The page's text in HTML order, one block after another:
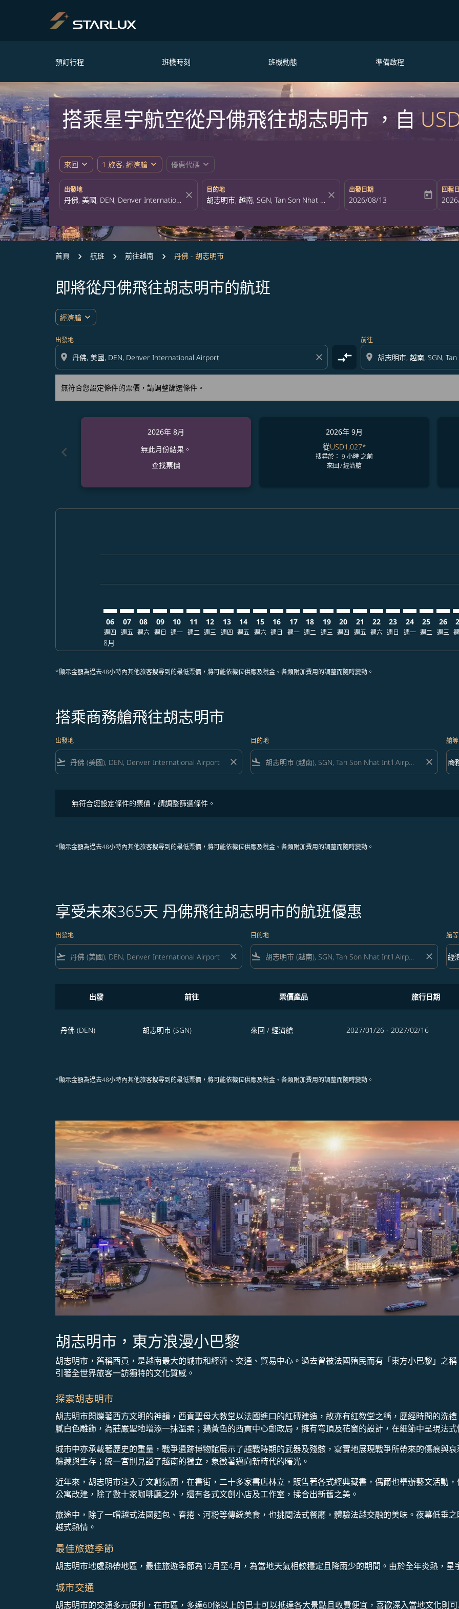
預訂行程 班機時刻 班機動態 準備啟程
搭乘星宇航空從丹佛飛往胡志明市 ，自
來回 expand_more 1 旅客, 經濟艙 expand_more 優惠代碼 expand_more
出發地
close
目的地
close
出發日期
fc-booking-departure-date-aria-
2026/08/13 today
回程
fc-
首頁 航班 前往越南 丹佛 - 胡志明市
即將從丹佛飛往胡志明市的航班
經濟艙 expand_more
出發地
location_on close compare_arrows
前往
location_on
無符合您設定條件的票價，請調整篩選條件。
無符合您設定條件的票價，請調整篩選條件。
chevron_left
2026年 8月
無此月份結果。
查找票價
2026年 9月
從USD1,027*
搜尋於： 9 小時 之前
來回/經濟艙
06
週四
8月
07
週五
08
週六
09
週日
10
週一
11
週二
12
週三
13
週四
14
週五
15
週六
16
週日
17
週一
18
週二
19
週三
20
週四
DEN–SGN: cmp-view-
21
週五
DEN–SGN: cmp-view-
22
週六
DEN–SGN: cmp-
23
週日
DEN–SGN:
24
週一
25
週二
26
週三
*顯示金額為過去48小時內其他旅客搜尋到的最低票價，將可能依機位供應及稅金、各類附加費用的調整而隨時變動。
搭乘商務艙飛往胡志明市
出發地
flight_takeoff close
目的地
flight_land close
艙等
艙
商
keyboard_arrow_down
無符合您設定條件的票價，請調整篩選條件。
*顯示金額為過去48小時內其他旅客搜尋到的最低票價，將可能依機位供應及稅金、各類附加費用的調整而隨時變動。
享受未來365天 丹佛飛往胡志明市的航班優惠
出發地
flight_takeoff close
目的地
flight_land close
艙等
艙
經
keyboard_arrow_down
出發 前往 票價產品 旅行日期
丹佛 (DEN) 胡志明市 (SGN) 來回 / 經濟艙 2027/01/26 - 2027/02/16
*顯示金額為過去48小時內其他旅客搜尋到的最低票價，將可能依機位供應及稅金、各類附加費用的調整而隨時變動。
胡志明市，東方浪漫小巴黎
胡志明市，舊稱西貢，是越南最大的城市和經濟、交通、貿易中心。過去曾被法國殖民而有「東方小巴黎」之
引著全世界旅客一訪獨特的文化質感。
探索胡志明市
胡志明市閃爍著西方文明的神韻，西貢聖母大教堂以法國進口的紅磚建造，故亦有紅教堂之稱，歷經時間的洗
膩白色雕飾，為莊嚴聖地增添一抹溫柔；鵝黃色的西貢中心郵政局，擁有穹頂及花窗的設計，在細節中呈現法
城市中亦承載著歷史的重量，戰爭遺跡博物館展示了越戰時期的武器及殘骸，寫實地展現戰爭所帶來的傷痕與
躲藏與生存；統一宮則見證了越南的獨立，象徵著邁向新時代的曙光。
近年來，胡志明市注入了文創氛圍，在書街，二十多家書店林立，販售著各式經典藏書，偶爾也舉辦藝文活動
公寓改建，除了數十家咖啡廳之外，還有各式文創小店及工作室，揉合出新舊之美。
旅途中，除了一嚐越式法國麵包、春捲、河粉等傳統美食，也挑間法式餐廳，體驗法越交融的美味。夜幕低垂
越式熱情。
最佳旅遊季節
胡志明市地處熱帶地區，最佳旅遊季節為12月至4月，為當地天氣相較穩定且降雨少的期間。由於全年炎熱，星
城市交通
胡志明市的交通多元便利，在市區，多達60條以上的巴士可以抵達各大景點且收費便宜，喜歡深入當地文化則